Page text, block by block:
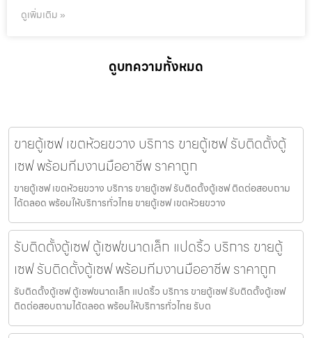
ดูเพิ่มเติม »
ดูบทความทั้งหมด
ขายตู้เซฟ เขตห้วยขวาง บริการ ขายตู้เซฟ รับติดตั้งตู้
เซฟ พร้อมทีมงานมืออาชีพ ราคาถูก
ขายตู้เซฟ เขตห้วยขวาง บริการ ขายตู้เซฟ รับติดตั้งตู้เซฟ ติดต่อสอบถาม
ได้ตลอด พร้อมให้บริการทั่วไทย ขายตู้เซฟ เขตห้วยขวาง
รับติดตั้งตู้เซฟ ตู้เซฟขนาดเล็ก แปดริ้ว บริการ ขายตู้
เซฟ รับติดตั้งตู้เซฟ พร้อมทีมงานมืออาชีพ ราคาถูก
รับติดตั้งตู้เซฟ ตู้เซฟขนาดเล็ก แปดริ้ว บริการ ขายตู้เซฟ รับติดตั้งตู้เซฟ
ติดต่อสอบถามได้ตลอด พร้อมให้บริการทั่วไทย รับต